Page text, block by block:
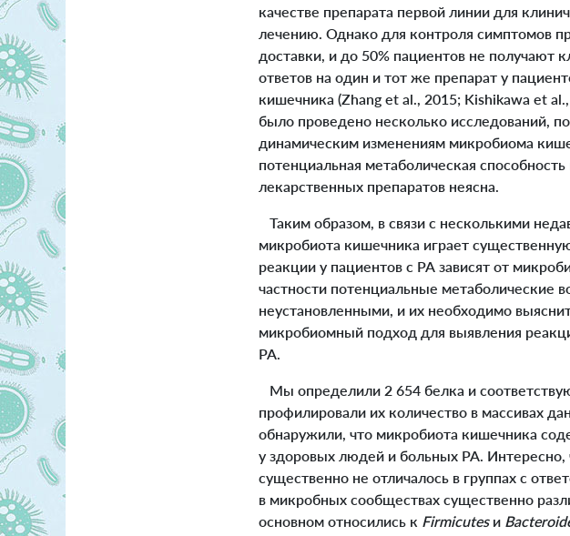
качестве препарата первой линии для
лечению. Однако для контроля симптомов
доставки, и до 50% пациентов не получают
ответов на один и тот же препарат у
кишечника (Zhang et al., 2015; Kishikawa et
было проведено несколько исследований,
динамическим изменениям микробиома
потенциальная метаболическая
лекарственных препаратов неясна.
Таким образом, в связи с несколькими
микробиота кишечника играет
реакции у пациентов с РА зависят от
частности потенциальные метаболические
неустановленными, и их необходимо
микробиомный подход для выявления
РА.
Мы определили 2 654 белка и
профилировали их количество в массивах
обнаружили, что микробиота кишечника
у здоровых людей и больных РА. Интересно,
существенно не отличалось в группах с
в микробных сообществах существенно
основном относились к Firmicutesи